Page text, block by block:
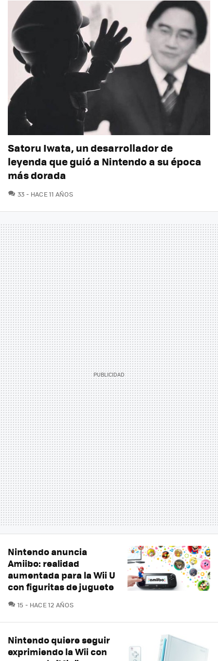
Satoru Iwata, un desarrollador de
leyenda que guió a Nintendo a su época
más dorada
33 COMENTARIOS
HACE 11 AÑOS
Nintendo anuncia
Amiibo: realidad
aumentada para la Wii U
con figuritas de juguete
15 COMENTARIOS
HACE 12 AÑOS
Nintendo quiere seguir
exprimiendo la Wii con